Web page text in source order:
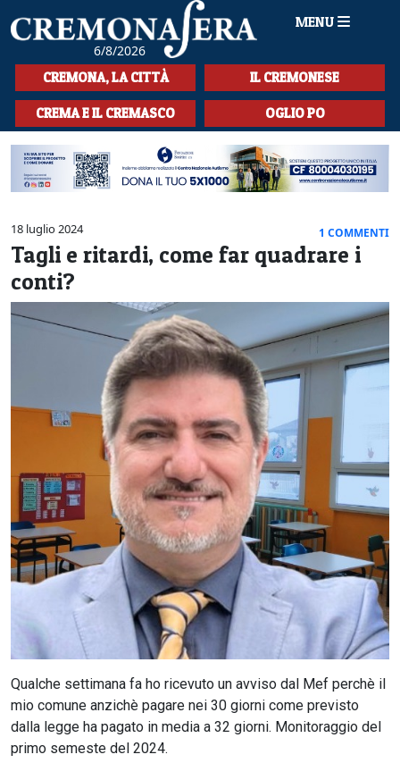
6/8/2026
MENU
HOME
CRONACA
SPORT
LA MUSICA
CULTURA
LA STORIA
L'EDITORIALE
CERCA
CREMONA, LA CITTÀ IL CREMONESE
CREMA E IL CREMASCO OGLIO PO
18 luglio 2024 1 COMMENTI
Tagli e ritardi, come far quadrare i
conti?
Qualche settimana fa ho ricevuto un avviso dal Mef perchè il
mio comune anzichè pagare nei 30 giorni come previsto
dalla legge ha pagato in media a 32 giorni. Monitoraggio del
primo semeste del 2024.